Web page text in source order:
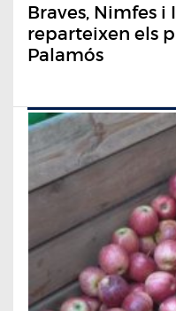
Braves, Nimfes
reparteixen els
Palamós